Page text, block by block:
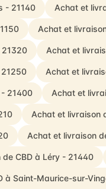
- 21140 Achat et
Achat et
21320 Achat et
Achat et
21400 Achat et
Achat et livraison
Achat et livraison
CBD à Léry - 21440
à Saint-Maurice-sur-